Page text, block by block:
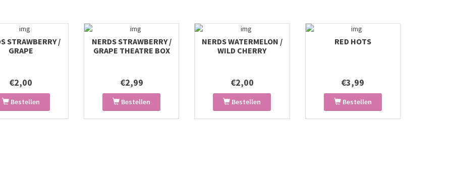
STRAWBERRY /
GRAPE
€2,00
Bestellen
NERDS STRAWBERRY /
GRAPE THEATRE BOX
€2,99
Bestellen
NERDS WATERMELON /
WILD CHERRY
€2,00
Bestellen
RED HOTS
€3,99
Bestellen